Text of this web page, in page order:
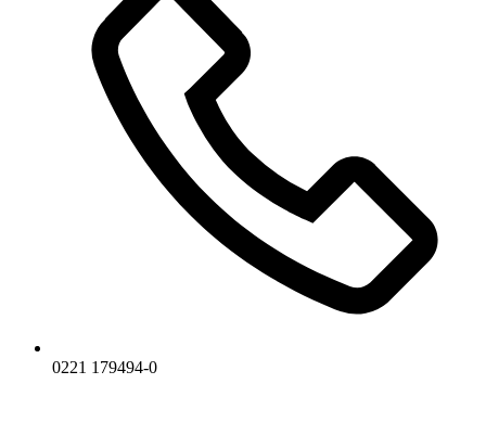
0221 179494-0